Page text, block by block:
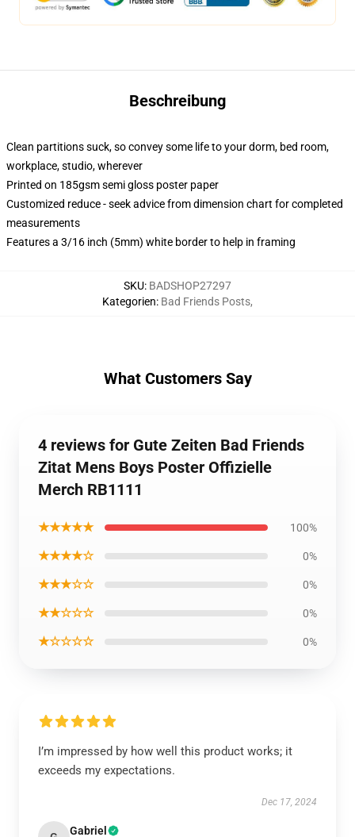
Beschreibung
Clean partitions suck, so convey some life to your dorm, bed room,
workplace, studio, wherever
Printed on 185gsm semi gloss poster paper
Customized reduce - seek advice from dimension chart for completed
measurements
Features a 3/16 inch (5mm) white border to help in framing
SKU: BADSHOP27297
Kategorien: Bad Friends Posts,
What Customers Say
4 reviews for Gute Zeiten Bad Friends
Zitat Mens Boys Poster Offizielle
Merch RB1111
★★★★★ 100%
★★★★☆ 0%
★★★☆☆ 0%
★★☆☆☆ 0%
★☆☆☆☆ 0%
I’m impressed by how well this product works; it
exceeds my expectations.
Dec 17, 2024
Gabriel